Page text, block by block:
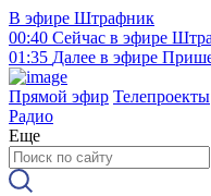
В эфире Штрафник
00:40 Сейчас в эфире
01:35 Далее в эфире
Прямой эфир Телепроекты
Радио
Еще